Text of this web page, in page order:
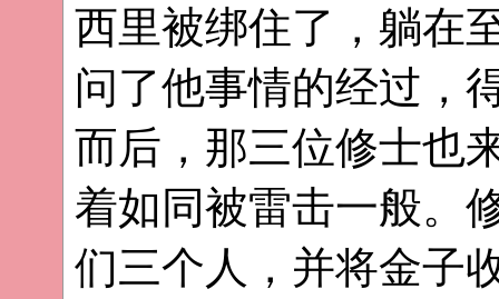
西里被绑住了，躺在
问了他事情的经过，
而后，那三位修士也
着如同被雷击一般。
们三个人，并将金子